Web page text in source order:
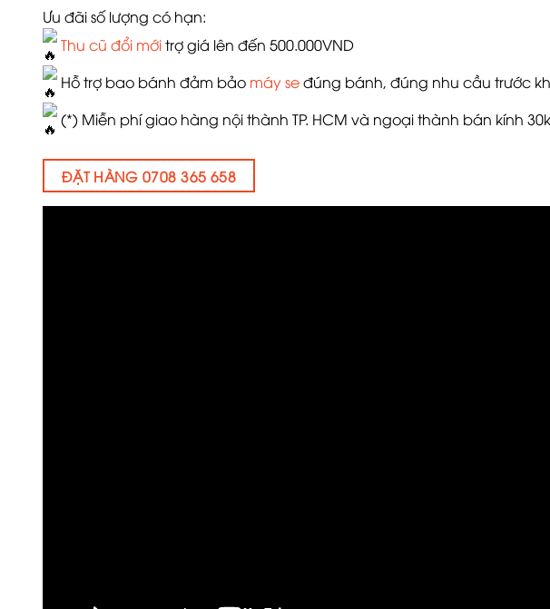
Ưu đãi số lượng có hạn:
Thu cũ đổi mớitrợ giá lên đến 500.000VND
Hỗ trợ bao bánh đảm bảo máy seđúng bánh, đúng nhu cầu trước
(*) Miễn phí giao hàng nội thành TP. HCM và ngoại thành bán kính
ĐẶT HÀNG 0708 365 658